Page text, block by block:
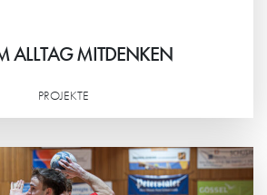
ALLTAG MITDENKEN
PROJEKTE